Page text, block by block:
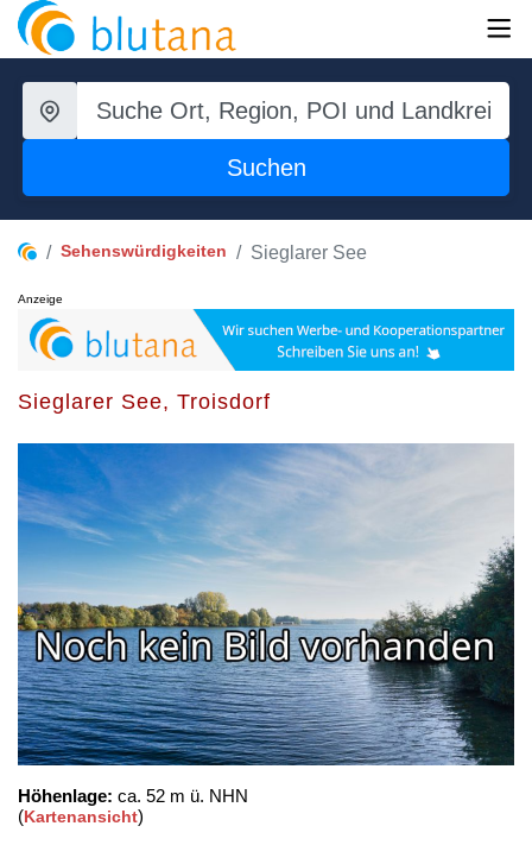
Suchen
Sehenswürdigkeiten Sieglarer See
Anzeige
Sieglarer See, Troisdorf
Höhenlage: ca. 52 m ü. NHN
(Kartenansicht)